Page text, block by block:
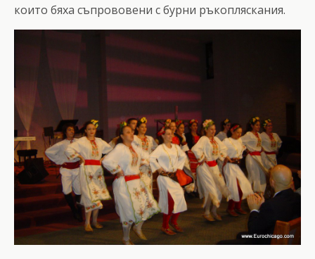
които бяха съпрововени с бурни ръкопляскания.